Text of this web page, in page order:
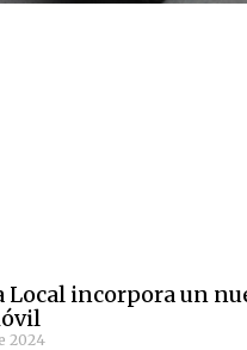
Local incorpora un
2024